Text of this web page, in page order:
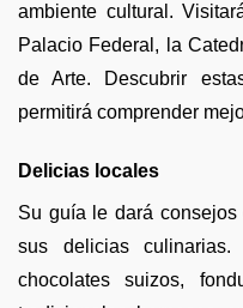
ambiente cultural.
Palacio Federal, la
de Arte. Descubrir
permitirá comprender
Delicias locales
Su guía le dará
sus delicias
chocolates suizos,